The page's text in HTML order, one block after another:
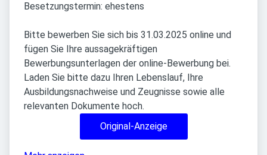
Besetzungstermin: ehestens
Bitte bewerben Sie sich bis 31.03.2025 online und
fügen Sie Ihre aussagekräftigen
Bewerbungsunterlagen der online-Bewerbung bei.
Laden Sie bitte dazu Ihren Lebenslauf, Ihre
Ausbildungsnachweise und Zeugnisse sowie alle
relevanten Dokumente hoch.
Original-Anzeige